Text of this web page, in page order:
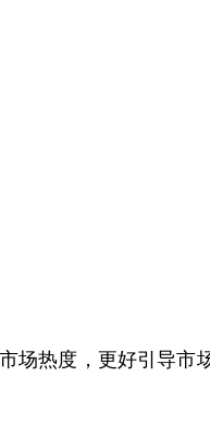
热度，更好引导市